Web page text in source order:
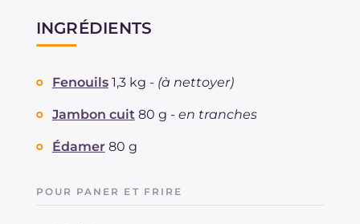
INGRÉDIENTS
Fenouils 1,3 kg - (à nettoyer)
Jambon cuit 80 g - en tranches
Édamer 80 g
POUR PANER ET FRIRE